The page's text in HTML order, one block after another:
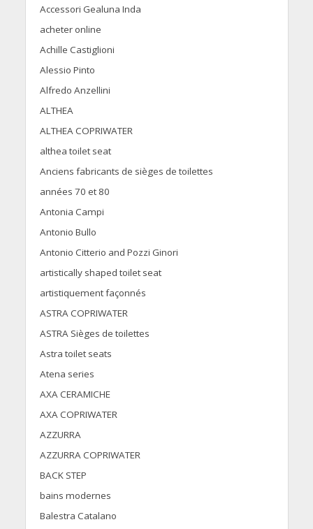
Accessori Gealuna Inda
acheter online
Achille Castiglioni
Alessio Pinto
Alfredo Anzellini
ALTHEA
ALTHEA COPRIWATER
althea toilet seat
Anciens fabricants de sièges de toilettes
années 70 et 80
Antonia Campi
Antonio Bullo
Antonio Citterio and Pozzi Ginori
artistically shaped toilet seat
artistiquement façonnés
ASTRA COPRIWATER
ASTRA Sièges de toilettes
Astra toilet seats
Atena series
AXA CERAMICHE
AXA COPRIWATER
AZZURRA
AZZURRA COPRIWATER
BACK STEP
bains modernes
Balestra Catalano